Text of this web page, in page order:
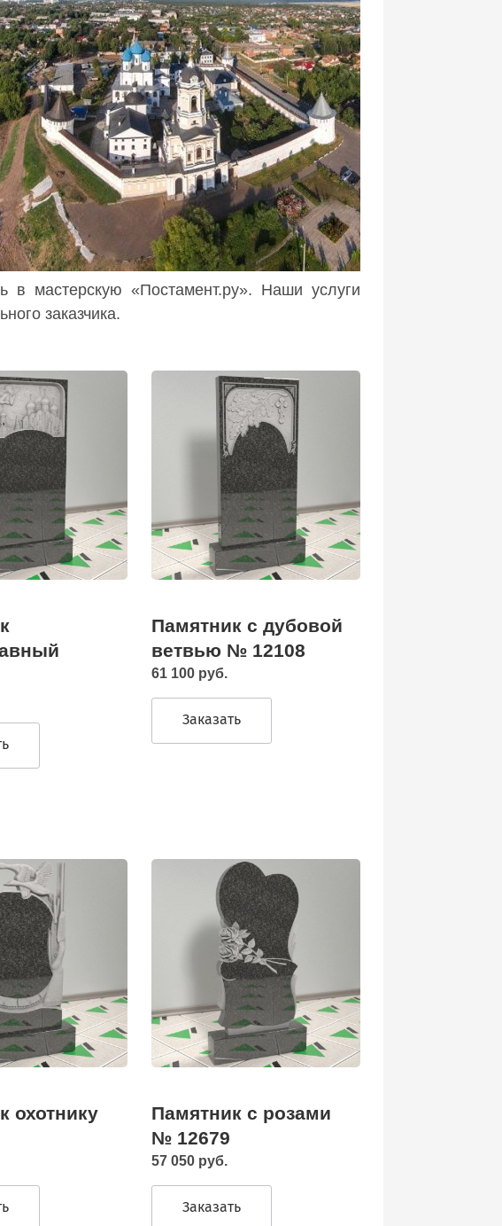
в мастерскую «Постамент.ру». Наши услуги
заказчика.
Памятник с дубовой
ветвью № 12108
61 100 руб.
Заказать
охотнику
Памятник с розами
№ 12679
57 050 руб.
Заказать